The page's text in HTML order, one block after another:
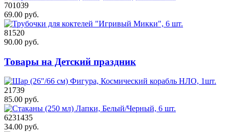
701039
69.00 руб.
81520
90.00 руб.
Товары на Детский праздник
21739
85.00 руб.
6231435
34.00 руб.